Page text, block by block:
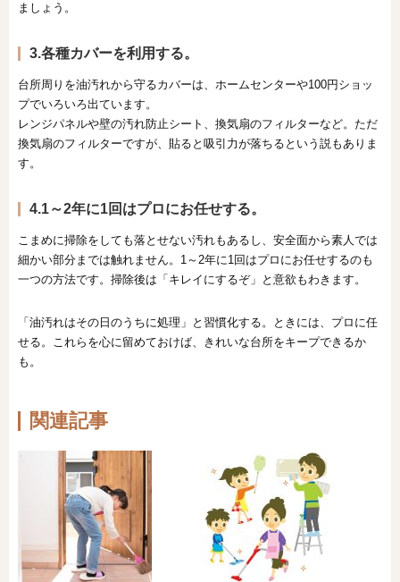
ましょう。
3.各種カバーを利用する。
台所周りを油汚れから守るカバーは、ホームセンターや100円ショッ
プでいろいろ出ています。
レンジパネルや壁の汚れ防止シート、換気扇のフィルターなど。ただ
換気扇のフィルターですが、貼ると吸引力が落ちるという説もありま
す。
4.1～2年に1回はプロにお任せする。
こまめに掃除をしても落とせない汚れもあるし、安全面から素人では
細かい部分までは触れません。1～2年に1回はプロにお任せするのも
一つの方法です。掃除後は「キレイにするぞ」と意欲もわきます。
「油汚れはその日のうちに処理」と習慣化する。ときには、プロに任
せる。これらを心に留めておけば、きれいな台所をキープできるか
も。
関連記事